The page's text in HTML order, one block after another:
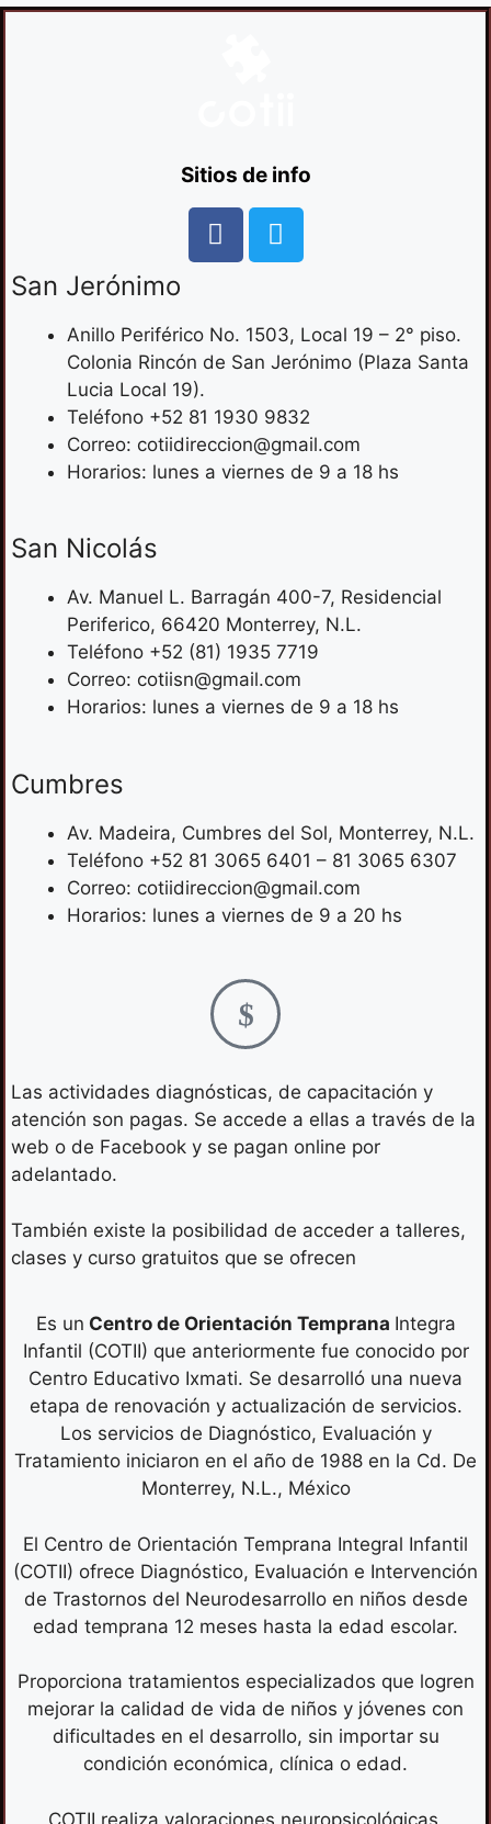
Sitios de info
San Jerónimo
Anillo Periférico No. 1503, Local 19 – 2° piso.
Colonia Rincón de San Jerónimo (Plaza Santa
Lucia Local 19).
Teléfono +52 81 1930 9832
Correo: cotiidireccion@gmail.com
Horarios: lunes a viernes de 9 a 18 hs
San Nicolás
Av. Manuel L. Barragán 400-7, Residencial
Periferico, 66420 Monterrey, N.L.
Teléfono +52 (81) 1935 7719
Correo: cotiisn@gmail.com
Horarios: lunes a viernes de 9 a 18 hs
Cumbres
Av. Madeira, Cumbres del Sol, Monterrey, N.L.
Teléfono +52 81 3065 6401 – 81 3065 6307
Correo: cotiidireccion@gmail.com
Horarios: lunes a viernes de 9 a 20 hs
Las actividades diagnósticas, de capacitación y
atención son pagas. Se accede a ellas a través de la
web o de Facebook y se pagan online por
adelantado.
También existe la posibilidad de acceder a talleres,
clases y curso gratuitos que se ofrecen
Es un Centro de Orientación Temprana Integra
Infantil (COTII) que anteriormente fue conocido por
Centro Educativo Ixmati. Se desarrolló una nueva
etapa de renovación y actualización de servicios.
Los servicios de Diagnóstico, Evaluación y
Tratamiento iniciaron en el año de 1988 en la Cd. De
Monterrey, N.L., México
El Centro de Orientación Temprana Integral Infantil
(COTII) ofrece Diagnóstico, Evaluación e Intervención
de Trastornos del Neurodesarrollo en niños desde
edad temprana 12 meses hasta la edad escolar.
Proporciona tratamientos especializados que logren
mejorar la calidad de vida de niños y jóvenes con
dificultades en el desarrollo, sin importar su
condición económica, clínica o edad.
COTII realiza valoraciones neuropsicológicas,